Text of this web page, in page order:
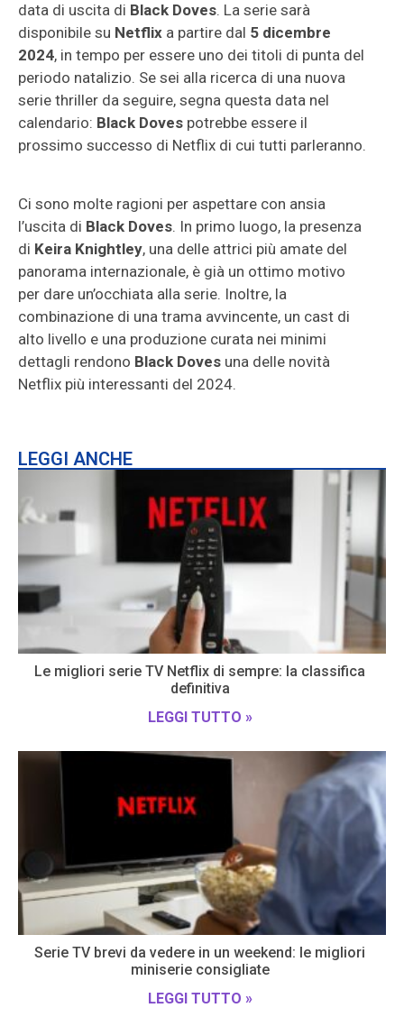
data di uscita di Black Doves. La serie sarà
disponibile su Netflix a partire dal 5 dicembre
2024, in tempo per essere uno dei titoli di punta del
periodo natalizio. Se sei alla ricerca di una nuova
serie thriller da seguire, segna questa data nel
calendario: Black Doves potrebbe essere il
prossimo successo di Netflix di cui tutti parleranno.
Ci sono molte ragioni per aspettare con ansia
l’uscita di Black Doves. In primo luogo, la presenza
di Keira Knightley, una delle attrici più amate del
panorama internazionale, è già un ottimo motivo
per dare un’occhiata alla serie. Inoltre, la
combinazione di una trama avvincente, un cast di
alto livello e una produzione curata nei minimi
dettagli rendono Black Doves una delle novità
Netflix più interessanti del 2024.
LEGGI ANCHE
Le migliori serie TV Netflix di sempre: la classifica
definitiva
LEGGI TUTTO »
Serie TV brevi da vedere in un weekend: le migliori
miniserie consigliate
LEGGI TUTTO »